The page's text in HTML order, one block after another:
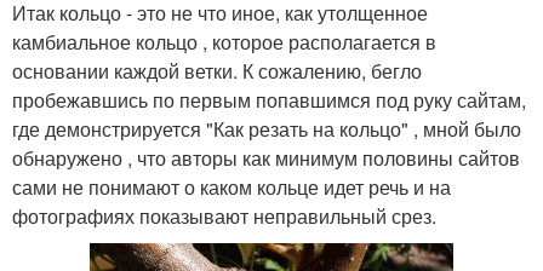
Итак кольцо - это не что иное, как утолщенное
камбиальное кольцо , которое располагается в
основании каждой ветки. К сожалению, бегло
пробежавшись по первым попавшимся под руку сайтам,
где демонстрируется "Как резать на кольцо" , мной было
обнаружено , что авторы как минимум половины сайтов
сами не понимают о каком кольце идет речь и на
фотографиях показывают неправильный срез.